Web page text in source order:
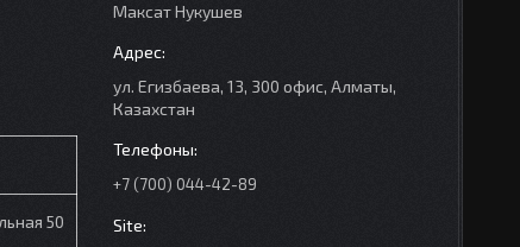
50
Максат Нукушев
ул. Егизбаева, 13, 300 офис, Алматы,
Казахстан
+7 (700) 044-42-89